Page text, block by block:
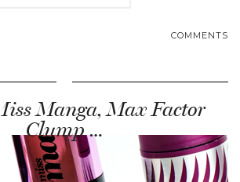
COMMENTS
Manga, Max Factor
Clump …